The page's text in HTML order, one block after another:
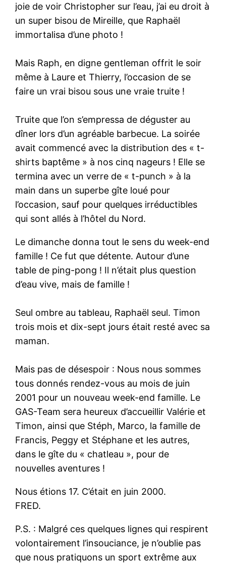
joie de voir Christopher sur l’eau, j’ai eu droit à
un super bisou de Mireille, que Raphaël
immortalisa d’une photo !
Mais Raph, en digne gentleman offrit le soir
même à Laure et Thierry, l’occasion de se
faire un vrai bisou sous une vraie truite !
Truite que l’on s’empressa de déguster au
dîner lors d’un agréable barbecue. La soirée
avait commencé avec la distribution des « t-
shirts baptême » à nos cinq nageurs ! Elle se
termina avec un verre de « t-punch » à la
main dans un superbe gîte loué pour
l’occasion, sauf pour quelques irréductibles
qui sont allés à l’hôtel du Nord.
Le dimanche donna tout le sens du week-end
famille ! Ce fut que détente. Autour d’une
table de ping-pong ! Il n’était plus question
d’eau vive, mais de famille !
Seul ombre au tableau, Raphaël seul. Timon
trois mois et dix-sept jours était resté avec sa
maman.
Mais pas de désespoir : Nous nous sommes
tous donnés rendez-vous au mois de juin
2001 pour un nouveau week-end famille. Le
GAS-Team sera heureux d’accueillir Valérie et
Timon, ainsi que Stéph, Marco, la famille de
Francis, Peggy et Stéphane et les autres,
dans le gîte du « chatleau », pour de
nouvelles aventures !
Nous étions 17. C’était en juin 2000.
FRED.
P.S. : Malgré ces quelques lignes qui respirent
volontairement l’insouciance, je n’oublie pas
que nous pratiquons un sport extrême aux